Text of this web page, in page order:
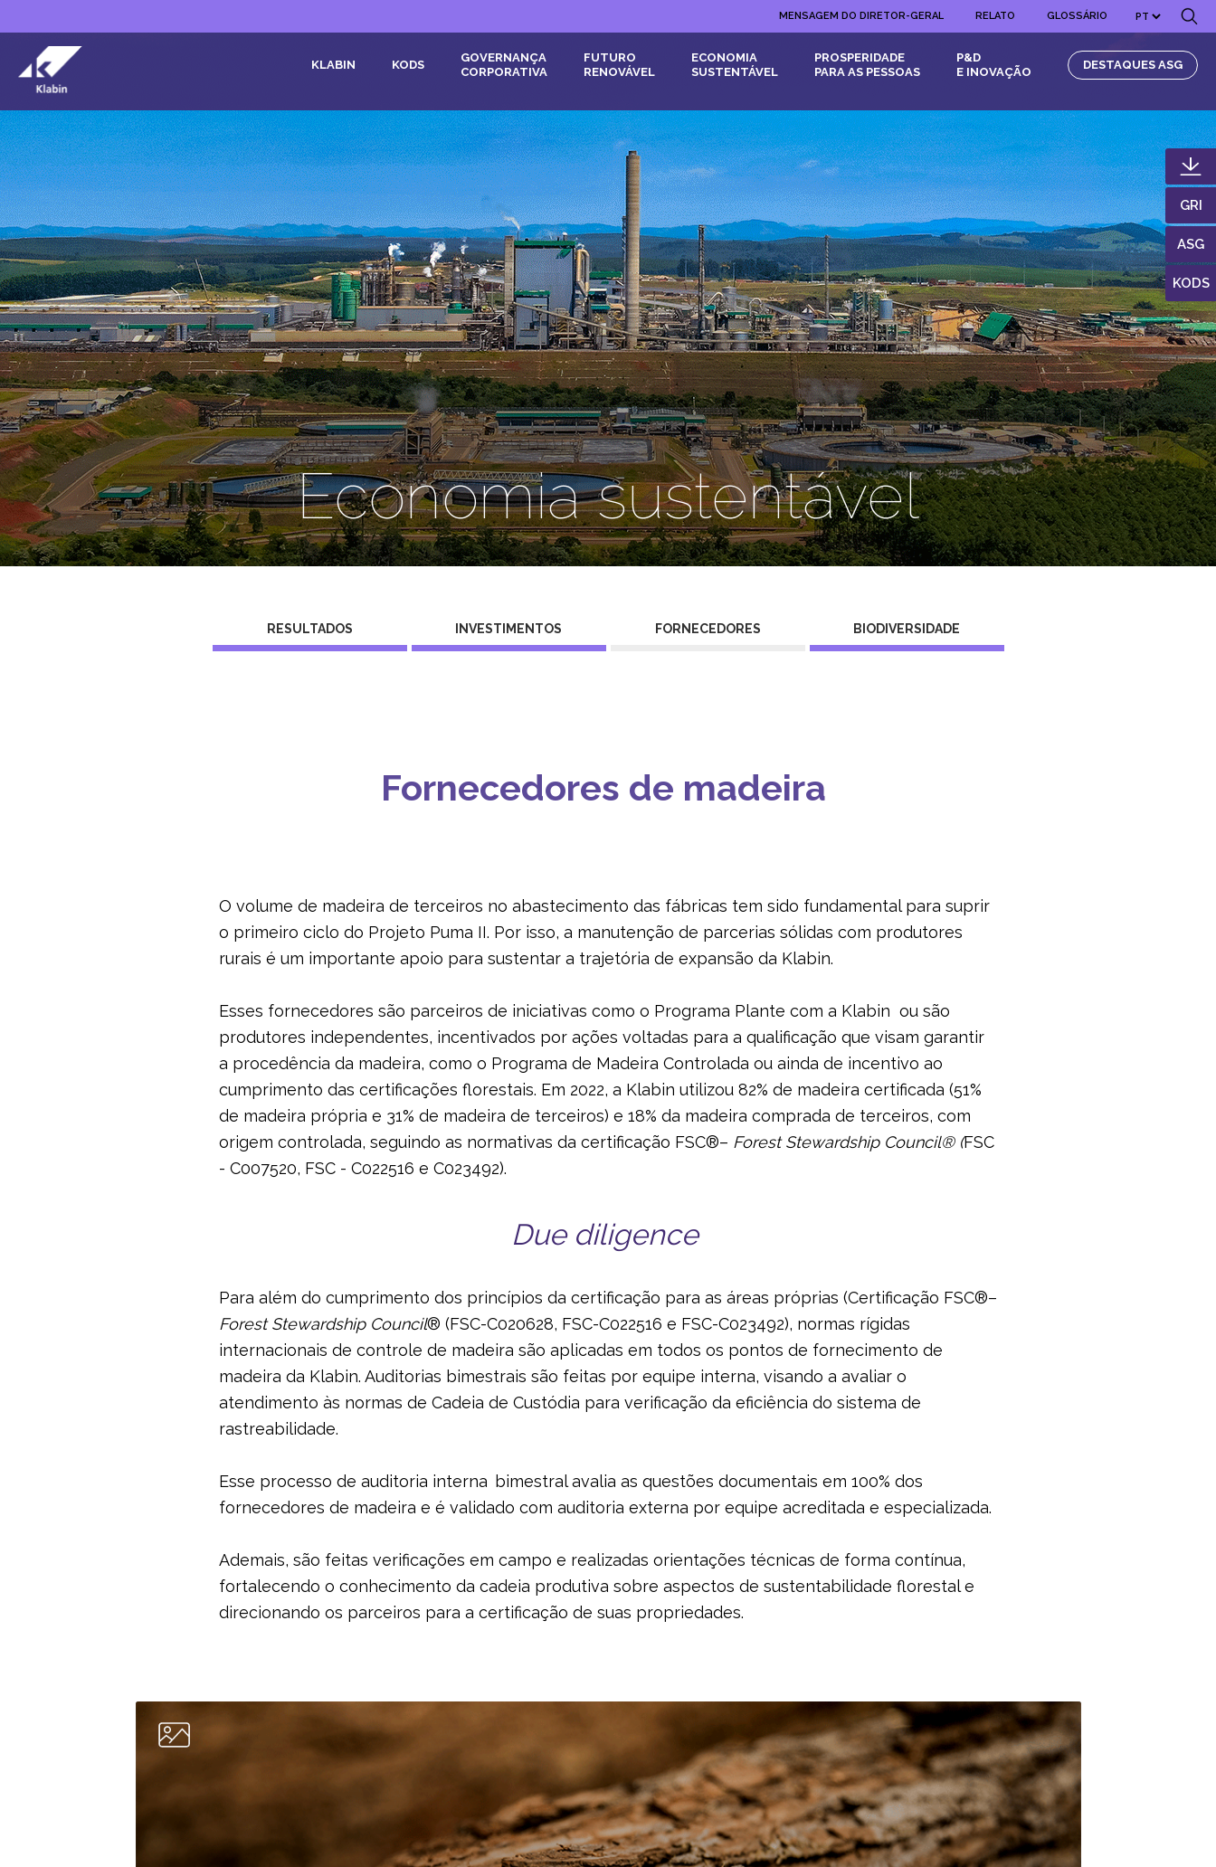
MENSAGEM DO DIRETOR-GERAL RELATO GLOSSÁRIO
KLABIN KODS
GOVERNANÇA
CORPORATIVA
FUTURO
RENOVÁVEL
ECONOMIA
SUSTENTÁVEL
PROSPERIDADE
PARA AS PESSOAS
P&D
E INOVAÇÃO
DESTAQUES ASG
Economia sustentável
GRI
ASG
KODS
RESULTADOS INVESTIMENTOS FORNECEDORES BIODIVERSIDADE
Fornecedores de madeira
O volume de madeira de terceiros no abastecimento das fábricas tem sido fundamental para suprir
o primeiro ciclo do Projeto Puma II. Por isso, a manutenção de parcerias sólidas com produtores
rurais é um importante apoio para sustentar a trajetória de expansão da Klabin.
Esses fornecedores são parceiros de iniciativas como o Programa Plante com a Klabin ou são
produtores independentes, incentivados por ações voltadas para a qualificação que visam garantir
a procedência da madeira, como o Programa de Madeira Controlada ou ainda de incentivo ao
cumprimento das certificações florestais. Em 2022, a Klabin utilizou 82% de madeira certificada (51%
de madeira própria e 31% de madeira de terceiros) e 18% da madeira comprada de terceiros, com
origem controlada, seguindo as normativas da certificação FSC®– Forest Stewardship Council® (FSC
- C007520, FSC - C022516 e C023492).
Due diligence
Para além do cumprimento dos princípios da certificação para as áreas próprias (Certificação FSC®–
Forest Stewardship Council® (FSC-C020628, FSC-C022516 e FSC-C023492), normas rígidas
internacionais de controle de madeira são aplicadas em todos os pontos de fornecimento de
madeira da Klabin. Auditorias bimestrais são feitas por equipe interna, visando a avaliar o
atendimento às normas de Cadeia de Custódia para verificação da eficiência do sistema de
rastreabilidade.
Esse processo de auditoria interna bimestral avalia as questões documentais em 100% dos
fornecedores de madeira e é validado com auditoria externa por equipe acreditada e especializada.
Ademais, são feitas verificações em campo e realizadas orientações técnicas de forma contínua,
fortalecendo o conhecimento da cadeia produtiva sobre aspectos de sustentabilidade florestal e
direcionando os parceiros para a certificação de suas propriedades.